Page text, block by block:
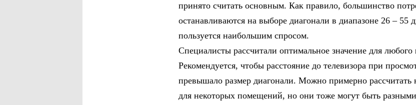
принято считать основным. Как правило, большинство
останавливаются на выборе диагонали в диапазоне 26 – 55
пользуется наибольшим спросом.
Специалисты рассчитали оптимальное значение для
Рекомендуется, чтобы расстояние до телевизора при
превышало размер диагонали. Можно примерно рассчитать
для некоторых помещений, но они тоже могут быть